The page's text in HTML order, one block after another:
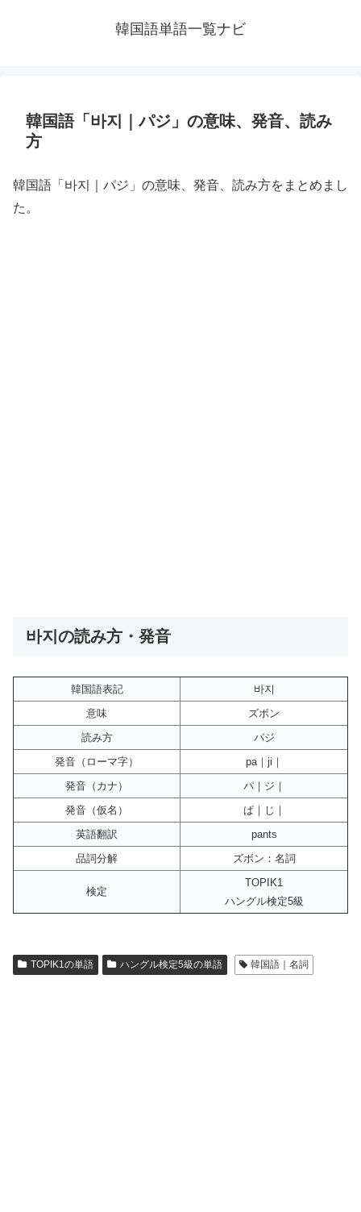
韓国語単語一覧ナビ
韓国語「바지｜パジ」の意味、発音、読み
方
韓国語「바지｜パジ」の意味、発音、読み方をまとめまし
た。
바지の読み方・発音
韓国語表記
바지
意味
ズボン
読み方
パジ
発音（ローマ字）
pa｜ji｜
発音（カナ）
パ｜ジ｜
発音（仮名）
ぱ｜じ｜
英語翻訳
pants
品詞分解
ズボン：名詞
検定
TOPIK1
ハングル検定5級
TOPIK1の単語 ハングル検定5級の単語 韓国語｜名詞